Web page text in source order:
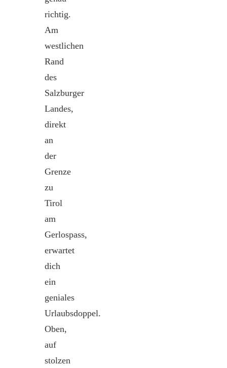
richtig.
Am
westlichen
Rand
des
Salzburger
Landes,
direkt
an
der
Grenze
zu
Tirol
am
Gerlospass,
erwartet
dich
ein
geniales
Urlaubsdoppel.
Oben,
auf
stolzen